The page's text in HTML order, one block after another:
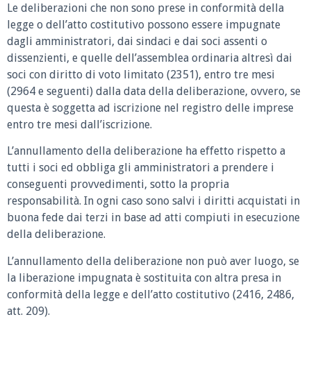
Le deliberazioni che non sono prese in conformità della
legge o dell’atto costitutivo possono essere impugnate
dagli amministratori, dai sindaci e dai soci assenti o
dissenzienti, e quelle dell’assemblea ordinaria altresì dai
soci con diritto di voto limitato (2351), entro tre mesi
(2964 e seguenti) dalla data della deliberazione, ovvero, se
questa è soggetta ad iscrizione nel registro delle imprese
entro tre mesi dall’iscrizione.
L’annullamento della deliberazione ha effetto rispetto a
tutti i soci ed obbliga gli amministratori a prendere i
conseguenti provvedimenti, sotto la propria
responsabilità. In ogni caso sono salvi i diritti acquistati in
buona fede dai terzi in base ad atti compiuti in esecuzione
della deliberazione.
L’annullamento della deliberazione non può aver luogo, se
la liberazione impugnata è sostituita con altra presa in
conformità della legge e dell’atto costitutivo (2416, 2486,
att. 209).